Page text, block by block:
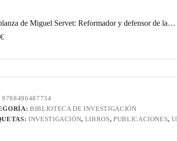
de Miguel Servet: Reformador y defensor de la…
€
9788496487734
BIBLIOTECA DE INVESTIGACIÓN
INVESTIGACIÓN, LIBROS, PUBLICACIONES,